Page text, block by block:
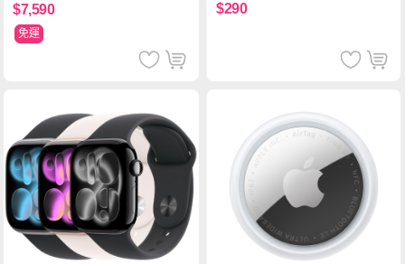
$7,590
免運
$290